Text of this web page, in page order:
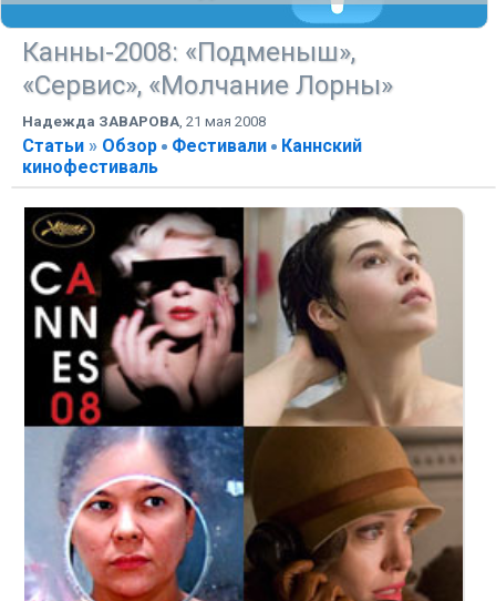
Канны-2008: «Подменыш»,
«Сервис», «Молчание Лорны»
Надежда ЗАВАРОВА, 21 мая 2008
Статьи » Обзор Фестивали
Каннский
кинофестиваль